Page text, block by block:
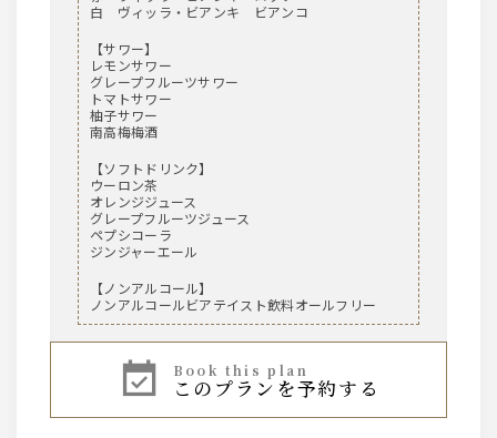
白 ヴィッラ・ビアンキ ビアンコ
【サワー】
レモンサワー
グレープフルーツサワー
トマトサワー
柚子サワー
南高梅梅酒
【ソフトドリンク】
ウーロン茶
オレンジジュース
グレープフルーツジュース
ペプシコーラ
ジンジャーエール
【ノンアルコール】
ノンアルコールビアテイスト飲料オールフリー
book this plan
このプランを予約する